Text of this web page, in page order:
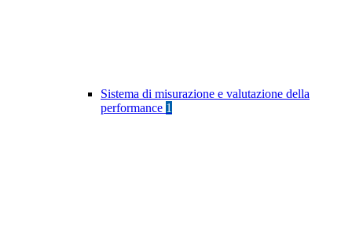
Sistema di misurazione e valutazione della
performance 1